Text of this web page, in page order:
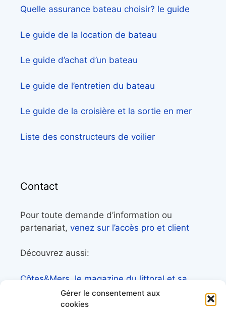
Gérer le consentement aux
cookies
Quelle assurance bateau choisir? le guide
Le guide de la location de bateau
Le guide d’achat d’un bateau
Le guide de l’entretien du bateau
Le guide de la croisière et la sortie en mer
Liste des constructeurs de voilier
Contact
Pour toute demande d’information ou
partenariat, venez sur l’accès pro et client
Découvrez aussi:
Côtes&Mers, le magazine du littoral et sa
librairie maritime
Mers&Montagnes, Equipement outdoor pour